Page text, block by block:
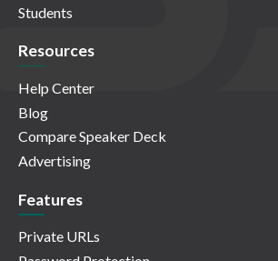
Students
Resources
Help Center
Blog
Compare Speaker Deck
Advertising
Features
Private URLs